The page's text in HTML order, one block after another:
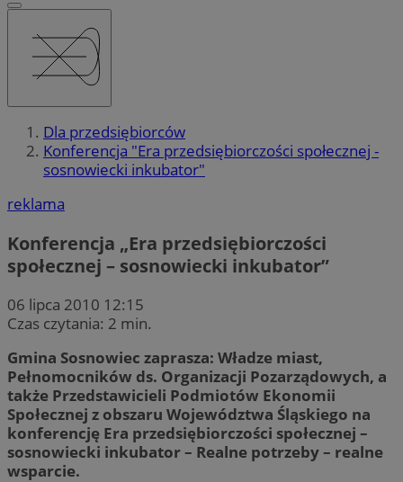
Dla przedsiębiorców
Konferencja "Era przedsiębiorczości społecznej -
sosnowiecki inkubator"
reklama
Konferencja „Era przedsiębiorczości
społecznej – sosnowiecki inkubator”
06 lipca 2010 12:15
Czas czytania: 2 min.
Gmina Sosnowiec zaprasza: Władze miast,
Pełnomocników ds. Organizacji Pozarządowych, a
także Przedstawicieli Podmiotów Ekonomii
Społecznej z obszaru Województwa Śląskiego na
konferencję Era przedsiębiorczości społecznej –
sosnowiecki inkubator – Realne potrzeby – realne
wsparcie.